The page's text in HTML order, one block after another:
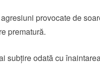
provocate de
prematură.
subțire odată cu